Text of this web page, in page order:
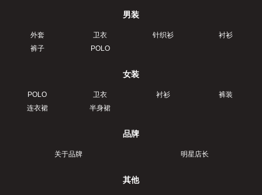
男装
外套 卫衣 针织衫
衬衫
裤子
POLO
女装
POLO 卫衣 衬衫
裤装
连衣裙
半身裙
品牌
关于品牌 明星店长
其他